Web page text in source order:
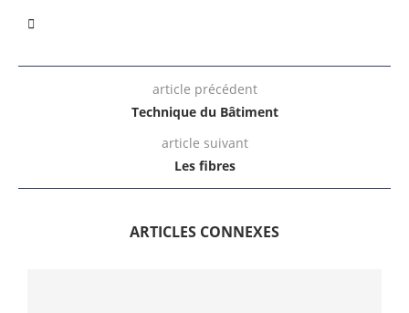
article précédent
Technique du Bâtiment
article suivant
Les fibres
ARTICLES CONNEXES